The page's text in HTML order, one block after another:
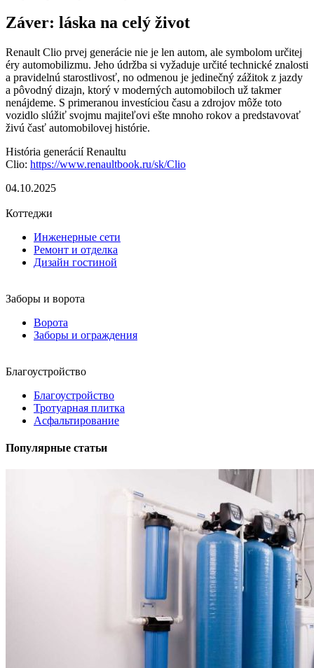
Záver: láska na celý život
Renault Clio prvej generácie nie je len autom, ale symbolom určitej
éry automobilizmu. Jeho údržba si vyžaduje určité technické znalosti
a pravidelnú starostlivosť, no odmenou je jedinečný zážitok z jazdy
a pôvodný dizajn, ktorý v moderných automobiloch už takmer
nenájdeme. S primeranou investíciou času a zdrojov môže toto
vozidlo slúžiť svojmu majiteľovi ešte mnoho rokov a predstavovať
živú časť automobilovej histórie.
História generácií Renaultu
Clio: https://www.renaultbook.ru/sk/Clio
04.10.2025
Коттеджи
Инженерные сети
Ремонт и отделка
Дизайн гостиной
Заборы и ворота
Ворота
Заборы и ограждения
Благоустройство
Благоустройство
Тротуарная плитка
Асфальтирование
Популярные статьи